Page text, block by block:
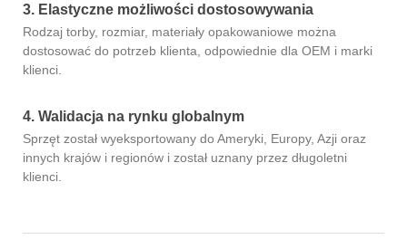
3. Elastyczne możliwości dostosowywania
Rodzaj torby, rozmiar, materiały opakowaniowe można
dostosować do potrzeb klienta, odpowiednie dla OEM i marki
klienci.
4. Walidacja na rynku globalnym
Sprzęt został wyeksportowany do Ameryki, Europy, Azji oraz
innych krajów i regionów i został uznany przez długoletni
klienci.